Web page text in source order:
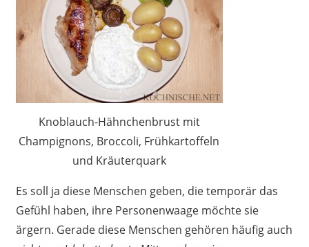
Knoblauch-Hähnchenbrust mit
Champignons, Broccoli, Frühkartoffeln
und Kräuterquark
Es soll ja diese Menschen geben, die temporär das
Gefühl haben, ihre Personenwaage möchte sie
ärgern. Gerade diese Menschen gehören häufig auch